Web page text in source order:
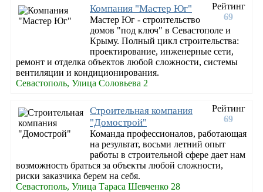
Рейтинг
69
Компания "Мастер Юг"
Мастер Юг - строительство
домов "под ключ" в Севастополе и
Крыму. Полный цикл строительства:
проектирование, инженерные сети,
ремонт и отделка объектов любой сложности, системы
вентиляции и кондиционирования.
Севастополь, Улица Соловьева 2
Рейтинг
69
Строительная компания
"Домострой"
Команда профессионалов, работающая
на результат, восьми летний опыт
работы в строительной сфере дает нам
возможность браться за объекты любой сложности,
риски заказчика берем на себя.
Севастополь, Улица Тараса Шевченко 28